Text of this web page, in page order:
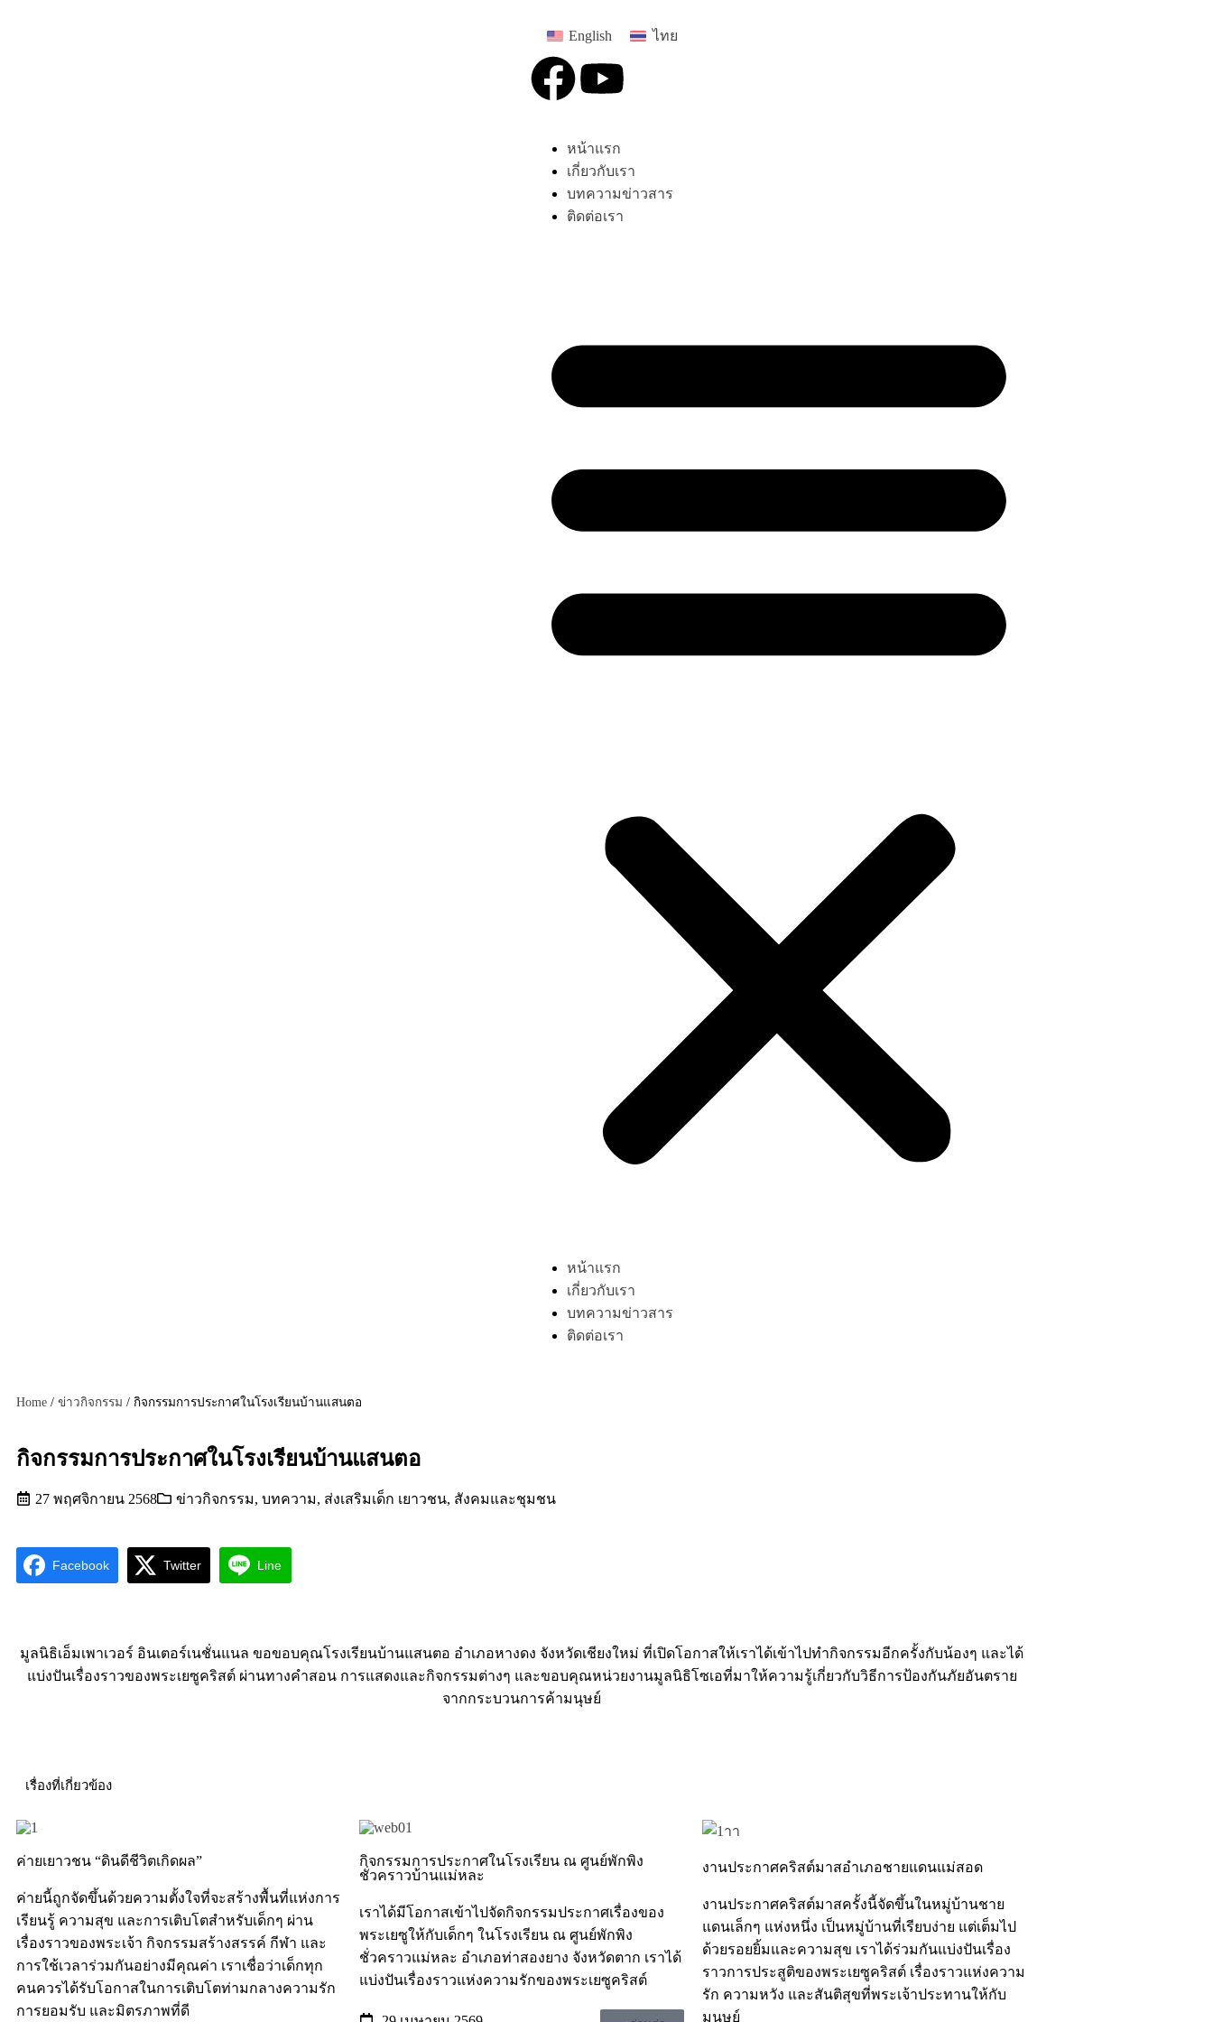
English ไทย
หน้าแรก
เกี่ยวกับเรา
บทความข่าวสาร
ติดต่อเรา
หน้าแรก
เกี่ยวกับเรา
บทความข่าวสาร
ติดต่อเรา
Home / ข่าวกิจกรรม / กิจกรรมการประกาศในโรงเรียนบ้านแสนตอ
กิจกรรมการประกาศในโรงเรียนบ้านแสนตอ
27 พฤศจิกายน 2568 ข่าวกิจกรรม, บทความ, ส่งเสริมเด็ก เยาวชน, สังคมและชุมชน
Facebook Twitter Line
มูลนิธิเอ็มเพาเวอร์ อินเตอร์เนชั่นแนล ขอขอบคุณโรงเรียนบ้านแสนตอ อำเภอหางดง จังหวัดเชียงใหม่ ที่เปิดโอกาสให้เราได้เข้าไปทำกิจกรรมอีกครั้งกับน้องๆ และได้
แบ่งปันเรื่องราวของพระเยซูคริสต์ ผ่านทางคำสอน การแสดงและกิจกรรมต่างๆ และขอบคุณหน่วยงานมูลนิธิโซเอที่มาให้ความรู้เกี่ยวกับวิธีการป้องกันภัยอันตราย
จากกระบวนการค้ามนุษย์
เรื่องที่เกี่ยวข้อง
ค่ายเยาวชน “ดินดีชีวิตเกิดผล”
ค่ายนี้ถูกจัดขึ้นด้วยความตั้งใจที่จะสร้างพื้นที่แห่งการ
เรียนรู้ ความสุข และการเติบโตสำหรับเด็กๆ ผ่าน
เรื่องราวของพระเจ้า กิจกรรมสร้างสรรค์ กีฬา และ
การใช้เวลาร่วมกันอย่างมีคุณค่า เราเชื่อว่าเด็กทุก
คนควรได้รับโอกาสในการเติบโตท่ามกลางความรัก
การยอมรับ และมิตรภาพที่ดี
กิจกรรมการประกาศในโรงเรียน ณ ศูนย์พักพิง
ชั่วคราวบ้านแม่หละ
เราได้มีโอกาสเข้าไปจัดกิจกรรมประกาศเรื่องของ
พระเยซูให้กับเด็กๆ ในโรงเรียน ณ ศูนย์พักพิง
ชั่วคราวแม่หละ อำเภอท่าสองยาง จังหวัดตาก เราได้
แบ่งปันเรื่องราวแห่งความรักของพระเยซูคริสต์
งานประกาศคริสต์มาสอำเภอชายแดนแม่สอด
งานประกาศคริสต์มาสครั้งนี้จัดขึ้นในหมู่บ้านชาย
แดนเล็กๆ แห่งหนึ่ง เป็นหมู่บ้านที่เรียบง่าย แต่เต็มไป
ด้วยรอยยิ้มและความสุข เราได้ร่วมกันแบ่งปันเรื่อง
ราวการประสูติของพระเยซูคริสต์ เรื่องราวแห่งความ
รัก ความหวัง และสันติสุขที่พระเจ้าประทานให้กับ
มนุษย์